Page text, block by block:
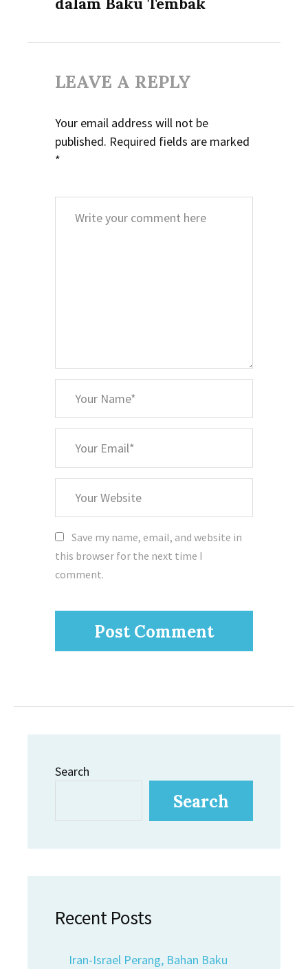
LEAVE A REPLY
Your email address will not be
published. Required fields are marked
*
Name
Email
Website
Save my name, email, and website in
this browser for the next time I
comment.
Search
Search
Recent Posts
Iran-Israel Perang, Bahan Baku